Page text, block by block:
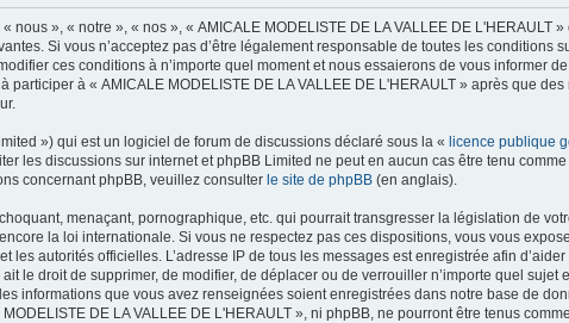
», « notre », « nos », « AMICALE MODELISTE DE LA VALLEE DE L'HERAULT »
Si vous n’acceptez pas d’être légalement responsable de toutes les conditions
ces conditions à n’importe quel moment et nous essaierons de vous informer
à « AMICALE MODELISTE DE LA VALLEE DE L'HERAULT » après que
») qui est un logiciel de forum de discussions déclaré sous la « licence publique
les discussions sur internet et phpBB Limited ne peut en aucun cas être tenu
concernant phpBB, veuillez consulter le site de phpBB (en anglais).
menaçant, pornographique, etc. qui pourrait transgresser la législation de
la loi internationale. Si vous ne respectez pas ces dispositions, vous vous
autorités officielles. L’adresse IP de tous les messages est enregistrée afin
le droit de supprimer, de modifier, de déplacer ou de verrouiller n’importe quel sujet
informations que vous avez renseignées soient enregistrées dans notre base de
DE LA VALLEE DE L'HERAULT », ni phpBB, ne pourront être tenus